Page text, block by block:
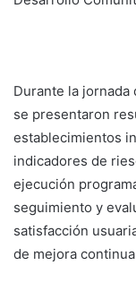
Durante la jornada
se presentaron
establecimientos
indicadores de
ejecución
seguimiento y
satisfacción
de mejora